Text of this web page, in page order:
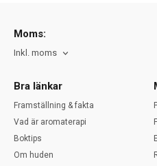
Moms:
Inkl. moms
Bra länkar
Framställning & fakta
Vad är aromaterapi
Boktips
Om huden